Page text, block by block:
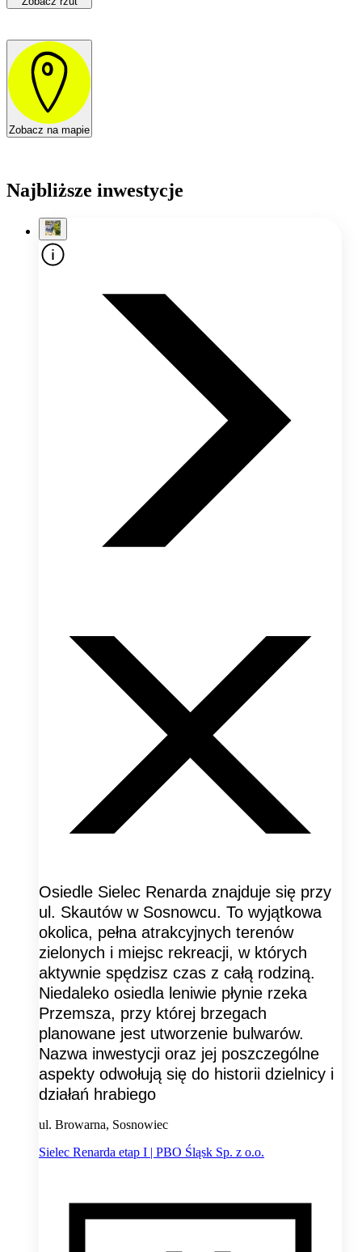
Zobacz na mapie
Najbliższe inwestycje
Osiedle Sielec Renarda znajduje się przy
ul. Skautów w Sosnowcu. To wyjątkowa
okolica, pełna atrakcyjnych terenów
zielonych i miejsc rekreacji, w których
aktywnie spędzisz czas z całą rodziną.
Niedaleko osiedla leniwie płynie rzeka
Przemsza, przy której brzegach
planowane jest utworzenie bulwarów.
Nazwa inwestycji oraz jej poszczególne
aspekty odwołują się do historii dzielnicy i
działań hrabiego
ul. Browarna, Sosnowiec
Sielec Renarda etap I | PBO Śląsk Sp. z o.o.